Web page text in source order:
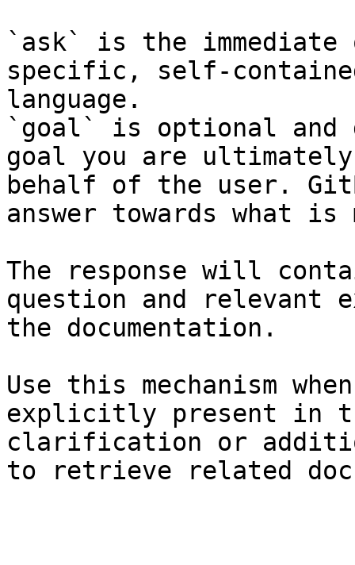
`ask` is the
specific, self-
language.
`goal` is optional and
goal you are
behalf of the user.
answer towards what
The response will
question and relevant
the documentation.
Use this mechanism
explicitly present in
clarification or